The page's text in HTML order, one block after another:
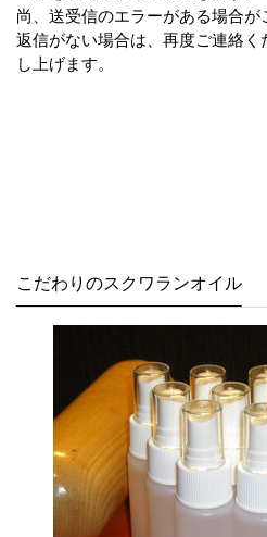
尚、送受信のエラーがある場合
返信がない場合は、再度ご連絡く
し上げます。
こだわりのスクワランオイル